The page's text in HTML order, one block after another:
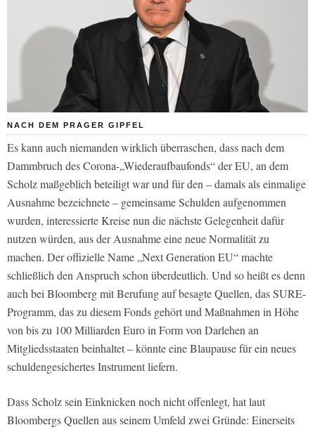
NACH DEM PRAGER GIPFEL
Es kann auch niemanden wirklich überraschen, dass nach dem
Dammbruch des Corona-„Wiederaufbaufonds“ der EU, an dem
Scholz maßgeblich beteiligt war und für den – damals als einmalige
Ausnahme bezeichnete – gemeinsame Schulden aufgenommen
wurden, interessierte Kreise nun die nächste Gelegenheit dafür
nutzen würden, aus der Ausnahme eine neue Normalität zu
machen. Der offizielle Name „Next Generation EU“ machte
schließlich den Anspruch schon überdeutlich. Und so heißt es denn
auch bei Bloomberg mit Berufung auf besagte Quellen, das SURE-
Programm, das zu diesem Fonds gehört und Maßnahmen in Höhe
von bis zu 100 Milliarden Euro in Form von Darlehen an
Mitgliedsstaaten beinhaltet – könnte eine Blaupause für ein neues
schuldengesichertes Instrument liefern.
Dass Scholz sein Einknicken noch nicht offenlegt, hat laut
Bloombergs Quellen aus seinem Umfeld zwei Gründe: Einerseits